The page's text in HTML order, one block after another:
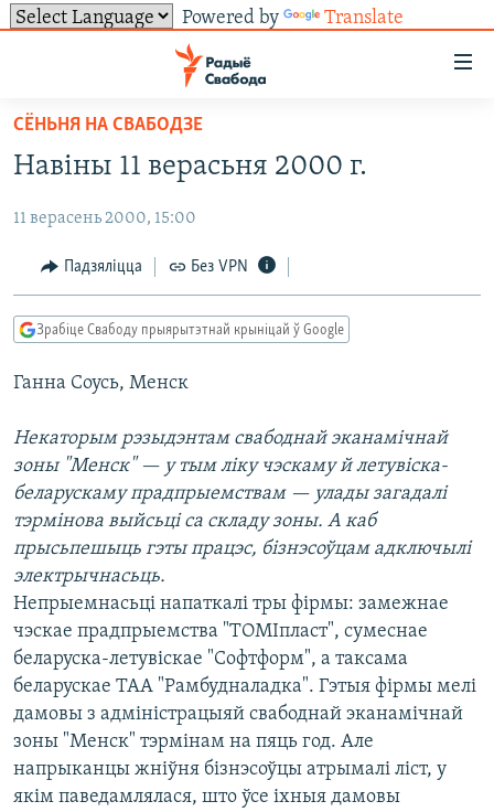
Powered by Translate
ўнівэрсальнага
доступу
Перайсьці
да
галоўнага
Перайсьці
да
галоўнай
навігацыі
Перайсьці
пошуку
ВІДЭА І ФОТА
ЛЮДЗІ
ЭКАНОМІКА
ВАЙНА
ПАЛІТВЯЗЬНІ
КУЛЬТУРА
КАЛЯНДАР
ТОЛЬКІ НА СВАБОДЗЕ
ТЭСТЫ
БЛОГІ
ПАДКАСТЫ
КНІГІ
PREMIUM
МОВА
НА ХВАЛЯХ СВАБОДЫ
СУВЯЗЬ
АБЫСЬЦІ БЛЯКАВАНЬНЕ
ПАДПІСАЦЦА
ПАДКАСТЫ
FACEBOOK
САЧЫЦЕ ЗА АБНАЎЛЕНЬНЯМІ
Усе сайты РС/РСЭ
СЁНЬНЯ НА СВАБОДЗЕ
Навіны 11 верасьня 2000 г.
11 верасень 2000, 15:00
Падзяліцца Без VPN
Зрабіце Свабоду прыярытэтнай крыніцай ў Google
Ганна Соусь, Менск
Некаторым рэзыдэнтам свабоднай эканамічнай
зоны "Менск" — у тым ліку чэскаму й летувіска-
беларускаму прадпрыемствам — улады загадалі
тэрмінова выйсьці са складу зоны. А каб
прысьпешыць гэты працэс, бізнэсоўцам адключылі
электрычнасьць.
Непрыемнасьці напаткалі тры фірмы: замежнае
чэскае прадпрыемства "ТОМІпласт", сумеснае
беларуска-летувіскае "Софтформ", а таксама
беларускае ТАА "Рамбудналадка". Гэтыя фірмы мелі
дамовы з адміністрацыяй свабоднай эканамічнай
зоны "Менск" тэрмінам на пяць год. Але
напрыканцы жніўня бізнэсоўцы атрымалі ліст, у
якім паведамлялася, што ўсе іхныя дамовы